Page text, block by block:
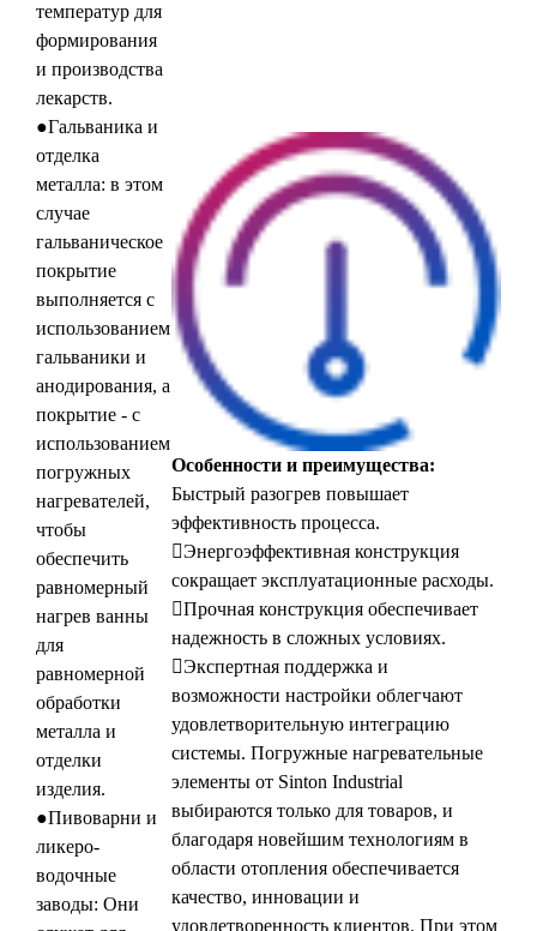
температур для
формирования
и производства
лекарств.
●Гальваника и
отделка
металла: в этом
случае
гальваническое
покрытие
выполняется с
использованием
гальваники и
анодирования, а
покрытие - с
использованием
погружных
нагревателей,
чтобы
обеспечить
равномерный
нагрев ванны
для
равномерной
обработки
металла и
отделки
изделия.
●Пивоварни и
ликеро-
водочные
заводы: Они
Особенности и преимущества:
Быстрый разогрев повышает
эффективность процесса.
Энергоэффективная конструкция
сокращает эксплуатационные расходы.
Прочная конструкция обеспечивает
надежность в сложных условиях.
Экспертная поддержка и
возможности настройки облегчают
удовлетворительную интеграцию
системы. Погружные нагревательные
элементы от Sinton Industrial
выбираются только для товаров, и
благодаря новейшим технологиям в
области отопления обеспечивается
качество, инновации и
удовлетворенность клиентов. При этом